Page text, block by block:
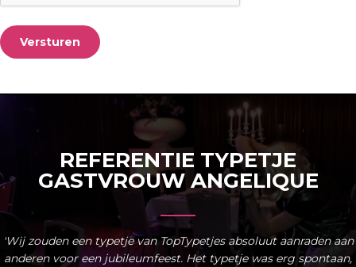
Versturen
REFERENTIE TYPETJE
GASTVROUW ANGELIQUE
'Wij zouden een typetje van TopTypetjes absoluut aanraden aan
anderen voor een jubileumfeest. Het typetje was erg spontaan,